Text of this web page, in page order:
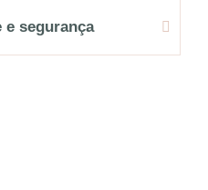
e segurança